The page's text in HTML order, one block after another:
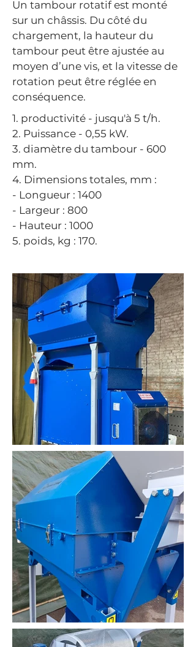
Un tambour rotatif est monté
sur un châssis. Du côté du
chargement, la hauteur du
tambour peut être ajustée au
moyen d’une vis, et la vitesse de
rotation peut être réglée en
conséquence.
1. productivité - jusqu'à 5 t/h.
2. Puissance - 0,55 kW.
3. diamètre du tambour - 600
mm.
4. Dimensions totales, mm :
- Longueur : 1400
- Largeur : 800
- Hauteur : 1000
5. poids, kg : 170.